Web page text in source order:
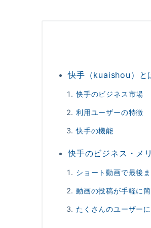
快手（kuaishou）と
快手のビジネス市場
利用ユーザーの特徴
快手の機能
快手のビジネス・メ
ショート動画で最後
動画の投稿が手軽に
たくさんのユーザー